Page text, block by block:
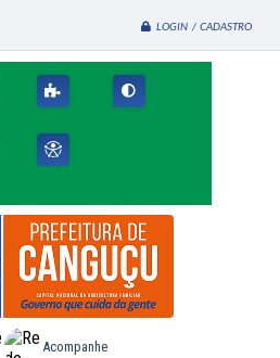
LOGIN / CADASTRO
Acompanhe